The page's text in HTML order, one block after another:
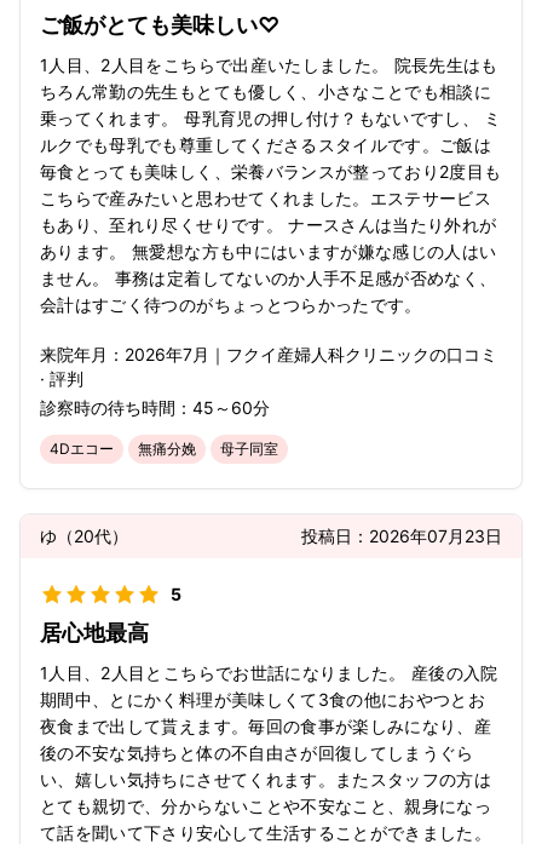
ご飯がとても美味しい♡
1人目、2人目をこちらで出産いたしました。 院長先生はも
ちろん常勤の先生もとても優しく、小さなことでも相談に
乗ってくれます。 母乳育児の押し付け？もないですし、 ミ
ルクでも母乳でも尊重してくださるスタイルです。ご飯は
毎食とっても美味しく、栄養バランスが整っており2度目も
こちらで産みたいと思わせてくれました。エステサービス
もあり、至れり尽くせりです。 ナースさんは当たり外れが
あります。 無愛想な方も中にはいますが嫌な感じの人はい
ません。 事務は定着してないのか人手不足感が否めなく、
会計はすごく待つのがちょっとつらかったです。
来院年月： 2026年7月 ｜ フクイ産婦人科クリニックの口コミ
· 評判
診察時の待ち時間： 45～60分
4Dエコー 無痛分娩 母子同室
ゆ （20代） 投稿日： 2026年07月23日
5
居心地最高
1人目、2人目とこちらでお世話になりました。 産後の入院
期間中、とにかく料理が美味しくて3食の他におやつとお
夜食まで出して貰えます。毎回の食事が楽しみになり、産
後の不安な気持ちと体の不自由さが回復してしまうぐら
い、嬉しい気持ちにさせてくれます。またスタッフの方は
とても親切で、分からないことや不安なこと、親身になっ
て話を聞いて下さり安心して生活することができました。